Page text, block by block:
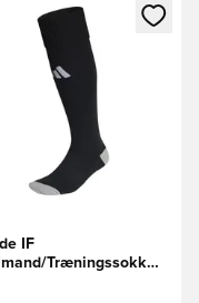
tilmelde dig som
en Modal til at logge
IF
Træningssokker